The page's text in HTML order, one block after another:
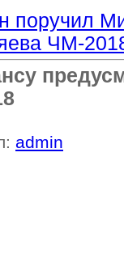
поручил
ЧМ-
admin